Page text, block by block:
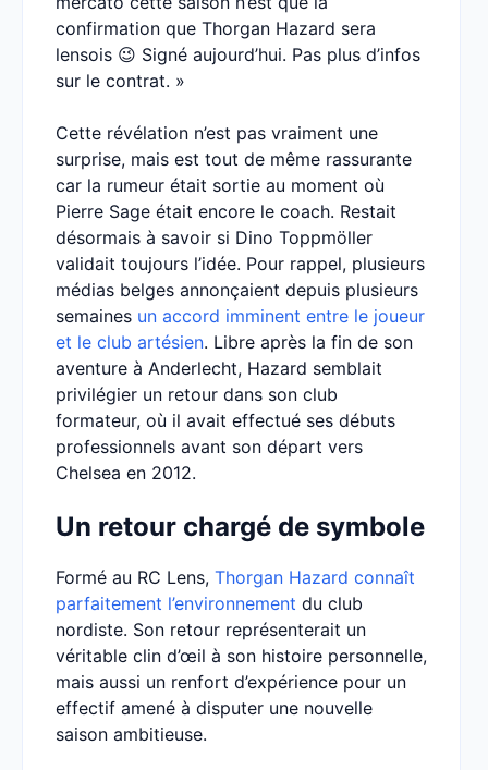
confirmation que Thorgan Hazard sera
lensois 😉 Signé aujourd’hui. Pas plus d’infos
sur le contrat. »
Cette révélation n’est pas vraiment une
surprise, mais est tout de même rassurante
car la rumeur était sortie au moment où
Pierre Sage était encore le coach. Restait
désormais à savoir si Dino Toppmöller
validait toujours l’idée. Pour rappel, plusieurs
médias belges annonçaient depuis plusieurs
semaines un accord imminent entre le joueur
et le club artésien. Libre après la fin de son
aventure à Anderlecht, Hazard semblait
privilégier un retour dans son club
formateur, où il avait effectué ses débuts
professionnels avant son départ vers
Chelsea en 2012.
Un retour chargé de symbole
Formé au RC Lens, Thorgan Hazard connaît
parfaitement l’environnement du club
nordiste. Son retour représenterait un
véritable clin d’œil à son histoire personnelle,
mais aussi un renfort d’expérience pour un
effectif amené à disputer une nouvelle
saison ambitieuse.